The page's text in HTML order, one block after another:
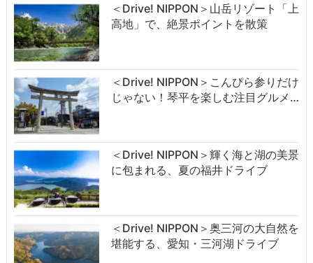
＜Drive! NIPPON＞山岳リゾート「上
高地」で、絶景ポイントを散策
＜Drive! NIPPON＞こんぴら参りだけ
じゃない！琴平を楽しむ注目グルメ…
＜Drive! NIPPON＞輝く海と湖の美景
に包まれる、夏の福井ドライブ
＜Drive! NIPPON＞奥三河の大自然を
堪能する、愛知・三河湖ドライブ